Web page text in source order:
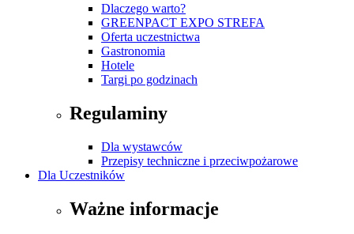
Dlaczego warto?
GREENPACT EXPO STREFA
Oferta uczestnictwa
Gastronomia
Hotele
Targi po godzinach
Regulaminy
Dla wystawców
Przepisy techniczne i przeciwpożarowe
Dla Uczestników
Ważne informacje